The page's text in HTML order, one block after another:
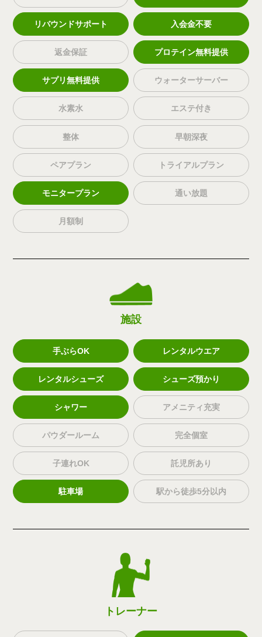
リバウンドサポート 入会金不要
返金保証 プロテイン無料提供
サプリ無料提供 ウォーターサーバー
水素水 エステ付き
整体 早朝深夜
ペアプラン トライアルプラン
モニタープラン 通い放題
月額制
施設
手ぶらOK レンタルウエア
レンタルシューズ シューズ預かり
シャワー アメニティ充実
パウダールーム 完全個室
子連れOK 託児所あり
駐車場 駅から徒歩5分以内
トレーナー